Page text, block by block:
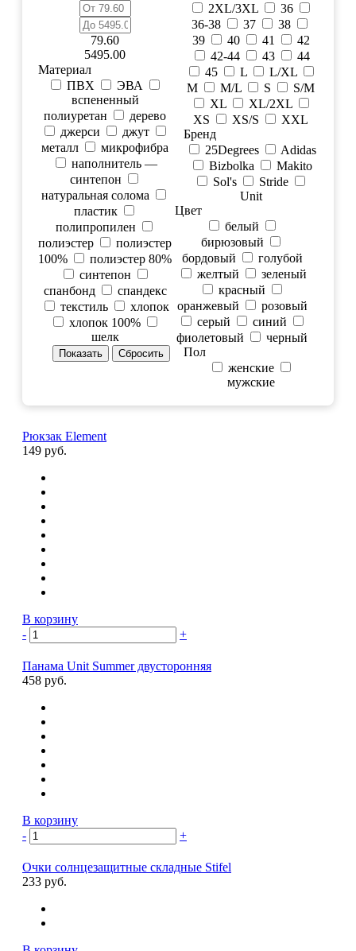
79.60
5495.00
2XL/3XL
36
36-38
37
38
39
40 41
42
42-44
43
44
45
L
L/XL
M
M/L S
S/M
XL
XL/2XL
XS
XS/S XXL
Материал
ПВХ
ЭВА
вспененный
полиуретан
дерево
джерси
джут
металл
микрофибра
наполнитель —
синтепон
натуральная солома
пластик
полипропилен
полиэстер
полиэстер
100%
полиэстер 80%
синтепон
спанбонд
спандекс
текстиль
хлопок
хлопок 100%
шелк
Бренд
25Degrees
Adidas
Bizbolka
Makito
Sol's
Stride
Unit
Цвет
белый
бирюзовый
бордовый
голубой
желтый
зеленый
красный
оранжевый
розовый
серый
синий
фиолетовый
черный
Пол
женские
мужские
Рюкзак Element
149 руб.
В корзину
-
+
Панама Unit Summer двусторонняя
458 руб.
В корзину
-
+
Очки солнцезащитные складные Stifel
233 руб.